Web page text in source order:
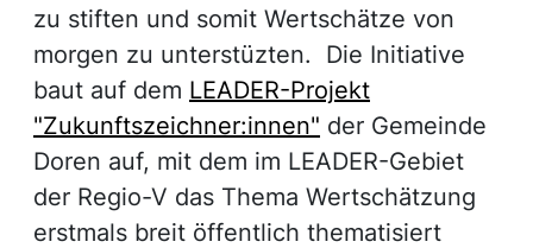
zu stiften und somit Wertschätze von
morgen zu unterstüzten. Die Initiative
baut auf dem LEADER-Projekt
"Zukunftszeichner:innen" der Gemeinde
Doren auf, mit dem im LEADER-Gebiet
der Regio-V das Thema Wertschätzung
erstmals breit öffentlich thematisiert